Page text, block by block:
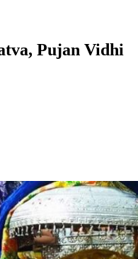
Pujan Vidhi